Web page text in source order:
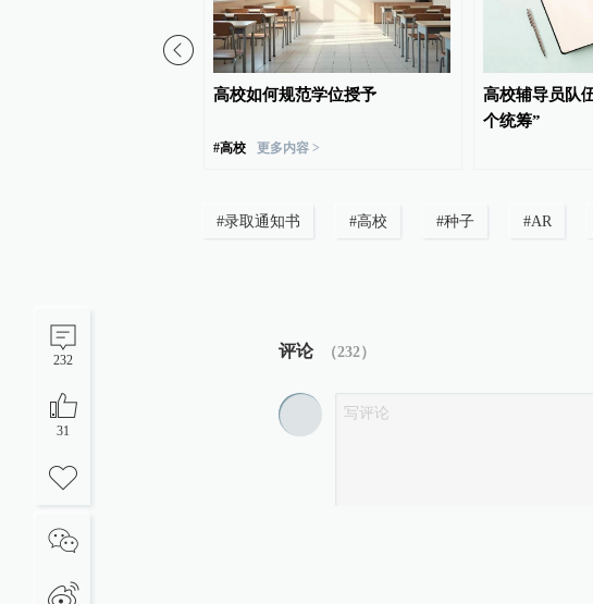
232
31
高校如何规范学位授予
#高校 更多内容 >
高校辅导员队
个统筹”
#录取通知书 #高校 #种子 #AR
评论 （232）